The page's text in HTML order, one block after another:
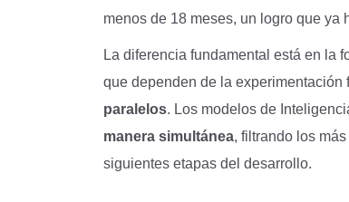
menos de 18 meses, un logro que ya
La diferencia fundamental está en la
que dependen de la experimentación
paralelos. Los modelos de
manera simultánea, filtrando los
siguientes etapas del desarrollo.